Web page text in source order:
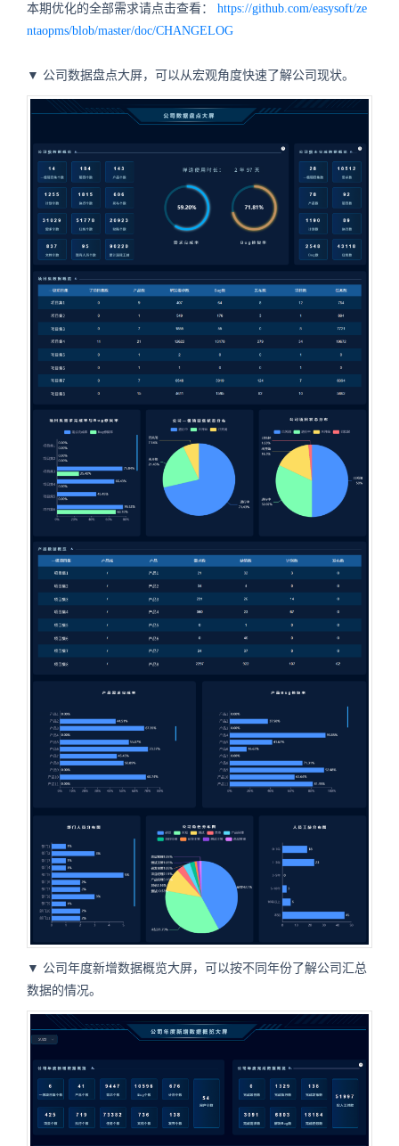
本期优化的全部需求请点击查看： https://github.com/easysoft/ze
ntaopms/blob/master/doc/CHANGELOG
▼ 公司数据盘点大屏，可以从宏观角度快速了解公司现状。
▼ 公司年度新增数据概览大屏，可以按不同年份了解公司汇总
数据的情况。